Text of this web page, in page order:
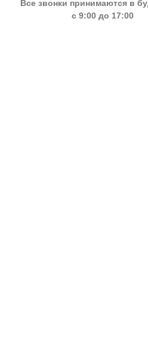
Все звонки принимаются в
с 9:00 до 17:00